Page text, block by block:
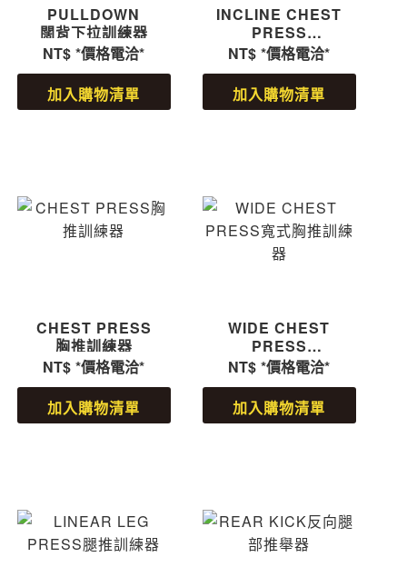
PULLDOWN
闊背下拉訓練器
NT$ *價格電洽*
加入購物清單
INCLINE CHEST
PRESS
上斜胸推訓練器
NT$ *價格電洽*
加入購物清單
CHEST PRESS
胸推訓練器
NT$ *價格電洽*
加入購物清單
WIDE CHEST
PRESS
寬式胸推訓練器
NT$ *價格電洽*
加入購物清單